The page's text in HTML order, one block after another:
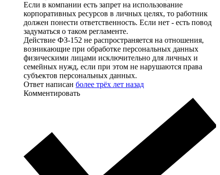
Если в компании есть запрет на использование
корпоративных ресурсов в личных целях, то работник
должен понести ответственность. Если нет - есть повод
задуматься о таком регламенте.
Действие ФЗ-152 не распространяется на отношения,
возникающие при обработке персональных данных
физическими лицами исключительно для личных и
семейных нужд, если при этом не нарушаются права
субъектов персональных данных.
Ответ написан более трёх лет назад
Комментировать